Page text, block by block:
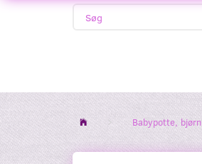
Babypotte, bjørn